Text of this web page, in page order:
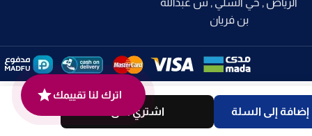
الرياض , حي السلي , ش عبدالله
بن فريان
إضافة إلى السلة اشتري الان
اترك لنا تقييمك